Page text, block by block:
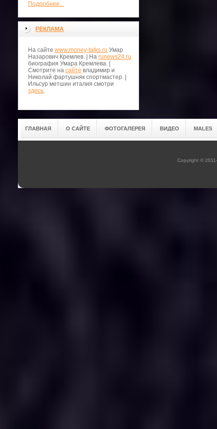
Подробнее...
РЕКЛАМА
На сайте www.money-talks.ru Умар
Назарович Кремлев. | На runews24.ru
биография Умара Кремлева. |
Смотрите на сайте владимир и
Николай фартушняк спортмастер. |
Ильсур метшин италия смотри
здесь.
ГЛАВНАЯ О САЙТЕ ФОТОГАЛЕРЕЯ ВИДЕО MALES
Copyright ©